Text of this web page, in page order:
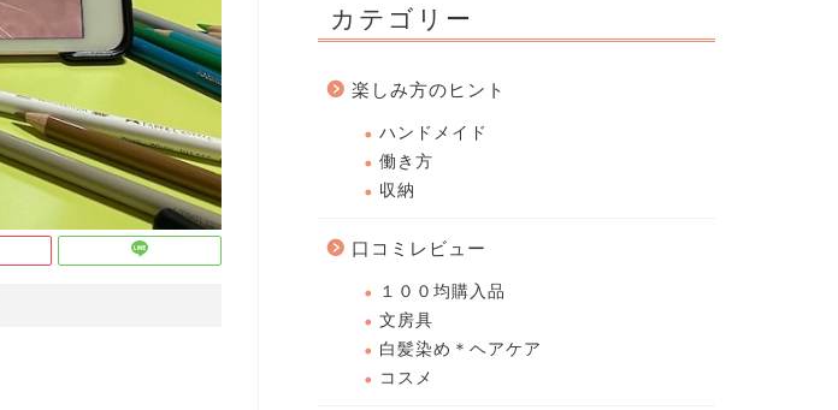
カテゴリー
楽しみ方のヒント
ハンドメイド
働き方
収納
口コミレビュー
１００均購入品
文房具
白髪染め＊ヘアケア
コスメ